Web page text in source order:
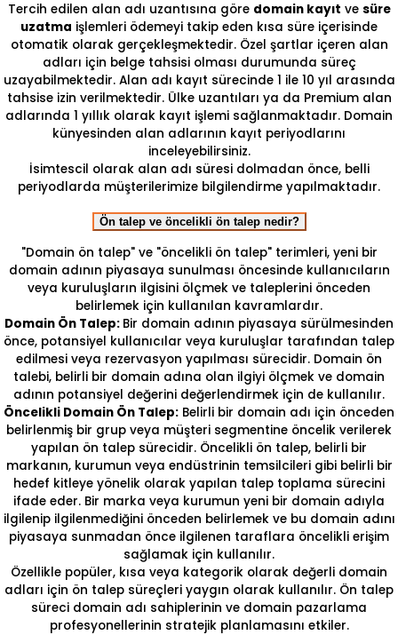
Tercih edilen alan adı uzantısına göre domain kayıt ve süre
uzatma işlemleri ödemeyi takip eden kısa süre içerisinde
otomatik olarak gerçekleşmektedir. Özel şartlar içeren alan
adları için belge tahsisi olması durumunda süreç
uzayabilmektedir. Alan adı kayıt sürecinde 1 ile 10 yıl arasında
tahsise izin verilmektedir. Ülke uzantıları ya da Premium alan
adlarında 1 yıllık olarak kayıt işlemi sağlanmaktadır. Domain
künyesinden alan adlarının kayıt periyodlarını
inceleyebilirsiniz.
İsimtescil olarak alan adı süresi dolmadan önce, belli
periyodlarda müşterilerimize bilgilendirme yapılmaktadır.
Ön talep ve öncelikli ön talep nedir?
"Domain ön talep" ve "öncelikli ön talep" terimleri, yeni bir
domain adının piyasaya sunulması öncesinde kullanıcıların
veya kuruluşların ilgisini ölçmek ve taleplerini önceden
belirlemek için kullanılan kavramlardır.
Domain Ön Talep: Bir domain adının piyasaya sürülmesinden
önce, potansiyel kullanıcılar veya kuruluşlar tarafından talep
edilmesi veya rezervasyon yapılması sürecidir. Domain ön
talebi, belirli bir domain adına olan ilgiyi ölçmek ve domain
adının potansiyel değerini değerlendirmek için de kullanılır.
Öncelikli Domain Ön Talep: Belirli bir domain adı için önceden
belirlenmiş bir grup veya müşteri segmentine öncelik verilerek
yapılan ön talep sürecidir. Öncelikli ön talep, belirli bir
markanın, kurumun veya endüstrinin temsilcileri gibi belirli bir
hedef kitleye yönelik olarak yapılan talep toplama sürecini
ifade eder. Bir marka veya kurumun yeni bir domain adıyla
ilgilenip ilgilenmediğini önceden belirlemek ve bu domain adını
piyasaya sunmadan önce ilgilenen taraflara öncelikli erişim
sağlamak için kullanılır.
Özellikle popüler, kısa veya kategorik olarak değerli domain
adları için ön talep süreçleri yaygın olarak kullanılır. Ön talep
süreci domain adı sahiplerinin ve domain pazarlama
profesyonellerinin stratejik planlamasını etkiler.